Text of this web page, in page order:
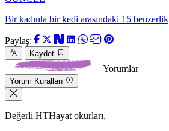
Bir kadınla bir kedi arasındaki 15 benzerlik
Paylaş:
Kaydet
Yorumlar
Yorum Kuralları
Değerli HTHayat okurları,